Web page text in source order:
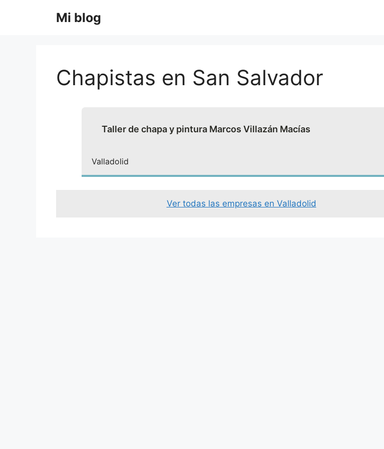
Mi blog
Chapistas en San Salvador
Taller de chapa y pintura Marcos Villazán Macías
Valladolid
Ver todas las empresas en Valladolid